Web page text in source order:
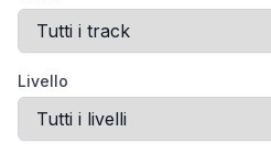
Livello